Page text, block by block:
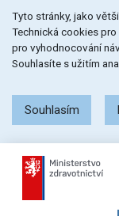
na
menu
na
obsah
na
patičku
stránky
Tyto stránky, jako
Technická cookies
pro vyhodnocování
Souhlasíte s užitím
Souhlasím